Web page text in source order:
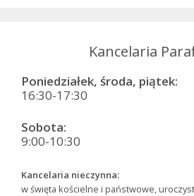
Kancelaria
Poniedziałek, środa, piątek:
16:30-17:30
Sobota:
9:00-10:30
Kancelaria nieczynna:
w święta kościelne i państwowe,